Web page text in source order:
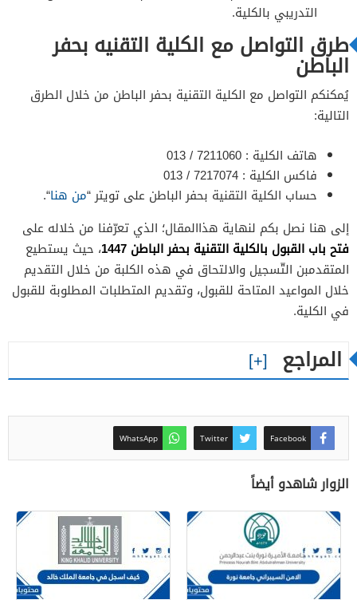
التدريبي بالكلية.
طرق التواصل مع الكلية التقنيه بحفر
الباطن
يُمكنكم التواصل مع الكلية التقنية بحفر الباطن من خلال الطرق
التالية:
هاتف الكلية : 7211060 / 013
فاكس الكلية : 7217074 / 013
حساب الكلية التقنية بحفر الباطن على تويتر “من هنا“.
إلى هنا نصل بكم لنهاية هذاالمقال؛ الذي تعرّفنا من خلاله على
فتح باب القبول بالكلية التقنية بحفر الباطن 1447
، حيث يستطيع
المتقدمبن التّسجيل والالتحاق في هذه الكلبة من خلال التقديم
خلال المواعيد المتاحة للقبول، وتقديم المتطلبات المطلوبة للقبول
في الكلية.
المراجع
Facebook
Twitter
WhatsApp
الزوار شاهدو أيضاً